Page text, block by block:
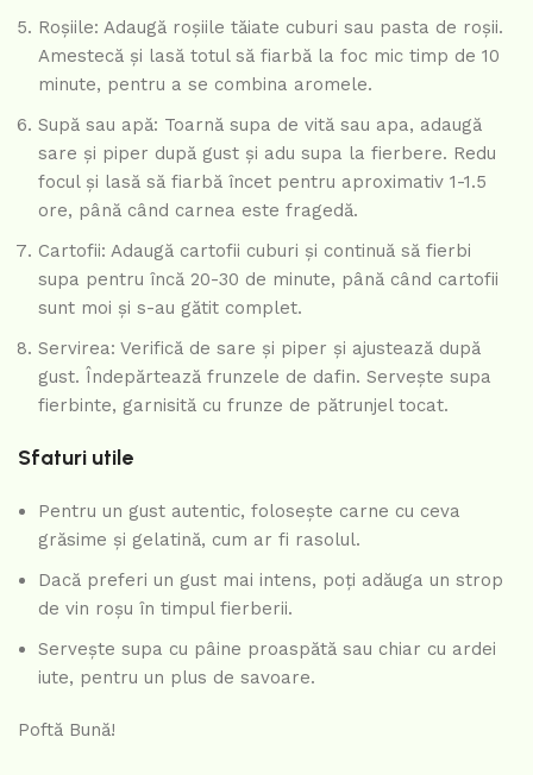
Roșiile: Adaugă roșiile tăiate cuburi sau pasta de roșii.
Amestecă și lasă totul să fiarbă la foc mic timp de 10
minute, pentru a se combina aromele.
Supă sau apă: Toarnă supa de vită sau apa, adaugă
sare și piper după gust și adu supa la fierbere. Redu
focul și lasă să fiarbă încet pentru aproximativ 1-1.5
ore, până când carnea este fragedă.
Cartofii: Adaugă cartofii cuburi și continuă să fierbi
supa pentru încă 20-30 de minute, până când cartofii
sunt moi și s-au gătit complet.
Servirea: Verifică de sare și piper și ajustează după
gust. Îndepărtează frunzele de dafin. Servește supa
fierbinte, garnisită cu frunze de pătrunjel tocat.
Sfaturi utile
Pentru un gust autentic, folosește carne cu ceva
grăsime și gelatină, cum ar fi rasolul.
Dacă preferi un gust mai intens, poți adăuga un strop
de vin roșu în timpul fierberii.
Servește supa cu pâine proaspătă sau chiar cu ardei
iute, pentru un plus de savoare.
Poftă Bună!